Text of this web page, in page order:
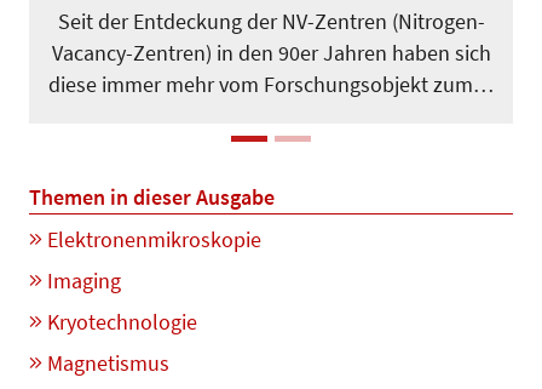
Seit der Entdeckung der NV-Zentren (Nitrogen-
Vacancy-Zentren) in den 90er Jahren haben sich
diese immer mehr vom Forschungsobjekt zum…
Themen in dieser Ausgabe
Elektronenmikroskopie
Imaging
Kryotechnologie
Magnetismus